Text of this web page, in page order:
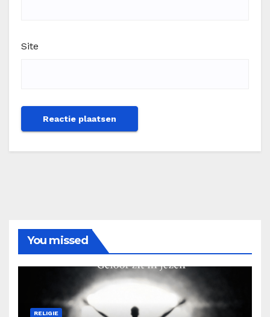
Site
You missed
RELIGIE